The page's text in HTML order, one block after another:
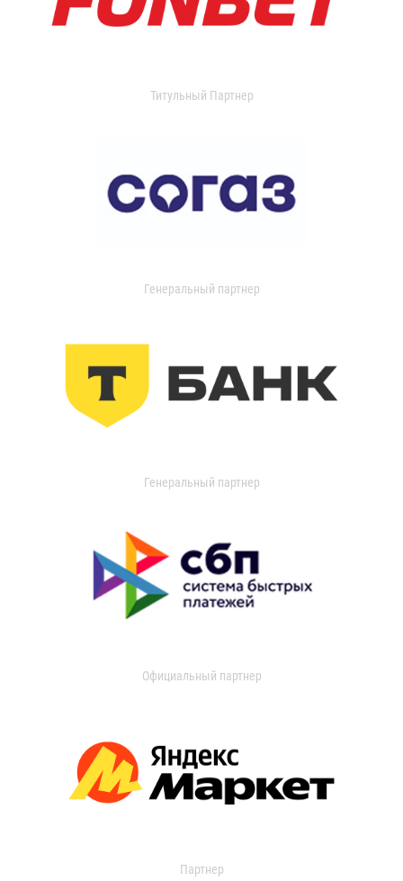
Титульный Партнер
Генеральный партнер
Генеральный партнер
Официальный партнер
Партнер